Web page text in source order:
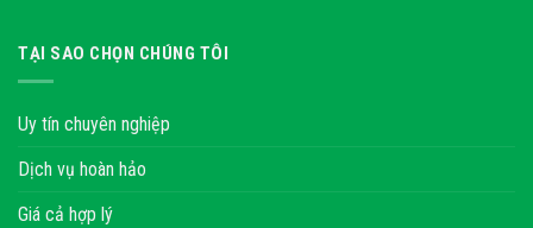
TẠI SAO CHỌN CHÚNG TÔI
Uy tín chuyên nghiệp
Dịch vụ hoàn hảo
Giá cả hợp lý